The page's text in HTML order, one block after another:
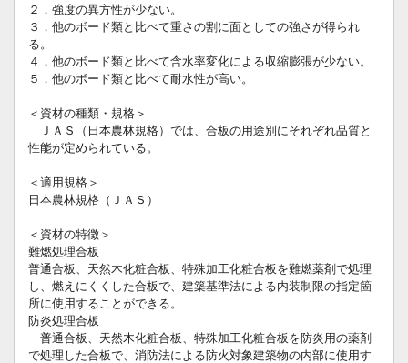
２．強度の異方性が少ない。
３．他のボード類と比べて重さの割に面としての強さが得られ
る。
４．他のボード類と比べて含水率変化による収縮膨張が少ない。
５．他のボード類と比べて耐水性が高い。
＜資材の種類・規格＞
ＪＡＳ（日本農林規格）では、合板の用途別にそれぞれ品質と
性能が定められている。
＜適用規格＞
日本農林規格（ＪＡＳ）
＜資材の特徴＞
難燃処理合板
普通合板、天然木化粧合板、特殊加工化粧合板を難燃薬剤で処理
し、燃えにくくした合板で、建築基準法による内装制限の指定箇
所に使用することができる。
防炎処理合板
普通合板、天然木化粧合板、特殊加工化粧合板を防炎用の薬剤
で処理した合板で、消防法による防火対象建築物の内部に使用す